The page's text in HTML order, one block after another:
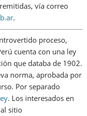
vía correo
.
proceso,
cuenta con una ley
que databa de 1902.
norma, aprobada por
Por separado
. Los interesados en
sitio